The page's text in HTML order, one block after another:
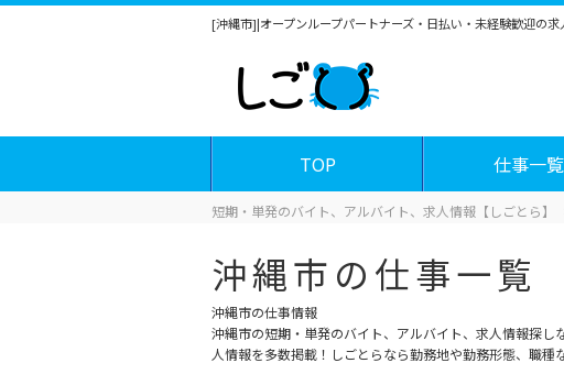
[沖縄市]|オープンループパートナーズ・日払い・未経験歓迎の求
TOP 仕事一覧
短期・単発のバイト、アルバイト、求人情報【しごとら】
沖縄市の仕事一覧
沖縄市の仕事情報
沖縄市の短期・単発のバイト、アルバイト、求人情報探
人情報を多数掲載！しごとらなら勤務地や勤務形態、職種